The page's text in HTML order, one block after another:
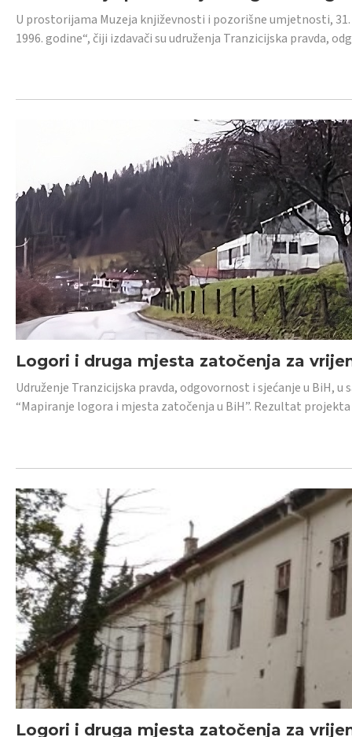
U prostorijama Muzeja književnosti i pozorišne umjetnosti,
1996. godine“, čiji izdavači su udruženja Tranzicijska pravda,
Logori i druga mjesta zatočenja za
Udruženje Tranzicijska pravda, odgovornost i sjećanje u BiH,
“Mapiranje logora i mjesta zatočenja u BiH”. Rezultat
Logori i druga mjesta zatočenja za